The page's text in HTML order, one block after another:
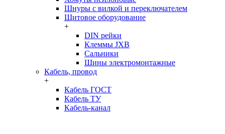
Шнуры с вилкой и переключателем
Щитовое оборудование
+
DIN рейки
Клеммы JXB
Сальники
Шины электромонтажные
Кабель, провод
+
Кабель ГОСТ
Кабель ТУ
Кабель-канал